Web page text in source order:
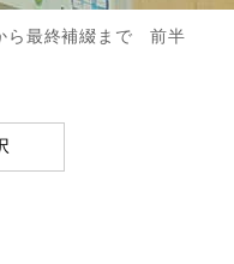
ら最終補綴まで 前半